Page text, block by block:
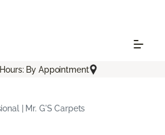
By Appointment
| Mr. G'S Carpets